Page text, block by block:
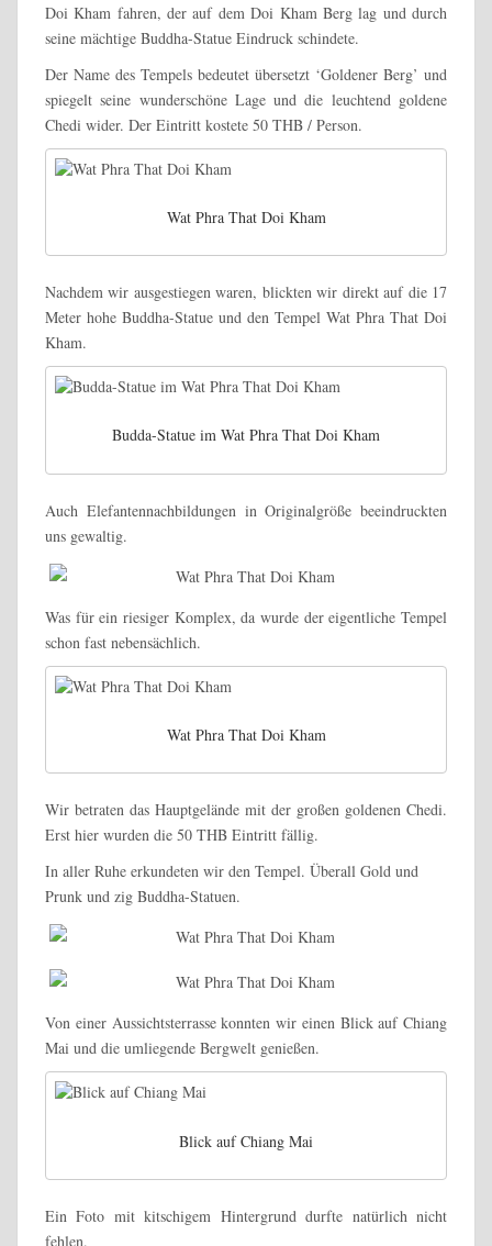
Doi Kham fahren, der auf dem Doi Kham Berg lag und durch
seine mächtige Buddha-Statue Eindruck schindete.
Der Name des Tempels bedeutet übersetzt ‘Goldener Berg’ und
spiegelt seine wunderschöne Lage und die leuchtend goldene
Chedi wider. Der Eintritt kostete 50 THB / Person.
Wat Phra That Doi Kham
Nachdem wir ausgestiegen waren, blickten wir direkt auf die 17
Meter hohe Buddha-Statue und den Tempel Wat Phra That Doi
Kham.
Budda-Statue im Wat Phra That Doi Kham
Auch Elefantennachbildungen in Originalgröße beeindruckten
uns gewaltig.
Was für ein riesiger Komplex, da wurde der eigentliche Tempel
schon fast nebensächlich.
Wat Phra That Doi Kham
Wir betraten das Hauptgelände mit der großen goldenen Chedi.
Erst hier wurden die 50 THB Eintritt fällig.
In aller Ruhe erkundeten wir den Tempel. Überall Gold und
Prunk und zig Buddha-Statuen.
Von einer Aussichtsterrasse konnten wir einen Blick auf Chiang
Mai und die umliegende Bergwelt genießen.
Blick auf Chiang Mai
Ein Foto mit kitschigem Hintergrund durfte natürlich nicht
fehlen.